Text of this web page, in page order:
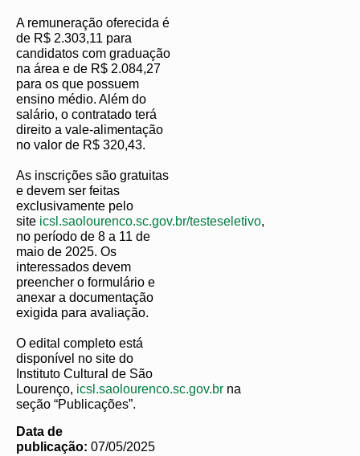
A remuneração oferecida é
de R$ 2.303,11 para
candidatos com graduação
na área e de R$ 2.084,27
para os que possuem
ensino médio. Além do
salário, o contratado terá
direito a vale-alimentação
no valor de R$ 320,43.
As inscrições são gratuitas
e devem ser feitas
exclusivamente pelo
site icsl.saolourenco.sc.gov.br/testeseletivo,
no período de 8 a 11 de
maio de 2025. Os
interessados devem
preencher o formulário e
anexar a documentação
exigida para avaliação.
O edital completo está
disponível no site do
Instituto Cultural de São
Lourenço, icsl.saolourenco.sc.gov.br na
seção “Publicações”.
Data de
publicação: 07/05/2025